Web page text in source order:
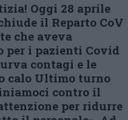
Oggi 28 aprile
il Reparto CoV
che aveva
per i pazienti Covid
contagi e le
calo Ultimo turno
contro il
per ridurre